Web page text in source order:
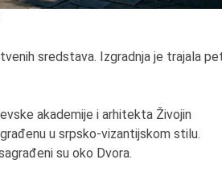
sredstava. Izgradnja je trajala
akademije i arhitekta Živojin
u srpsko-vizantijskom stilu.
su oko Dvora.